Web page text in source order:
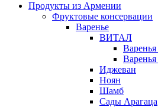
Продукты из Армении
Фруктовые консервации
Варенье
ВИТАЛ
Иджеван
Ноян
Шамб
Сады Арагаца